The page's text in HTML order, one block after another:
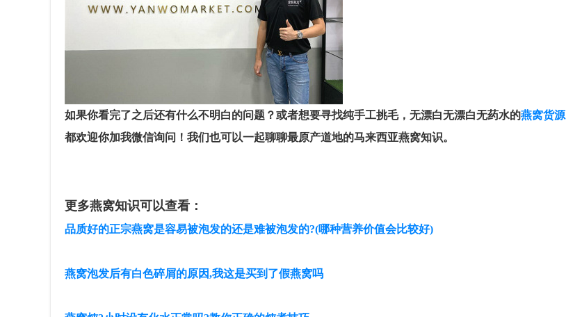
如果你看完了之后还有什么不明白的问题？或者想要寻找纯手工挑毛，无漂白无漂白无药水的燕窝货源
都欢迎你加我微信询问！我们也可以一起聊聊最原产道地的马来西亚燕窝知识。
更多燕窝知识可以查看：
品质好的正宗燕窝是容易被泡发的还是难被泡发的?(哪种营养价值会比较好)
燕窝泡发后有白色碎屑的原因,我这是买到了假燕窝吗